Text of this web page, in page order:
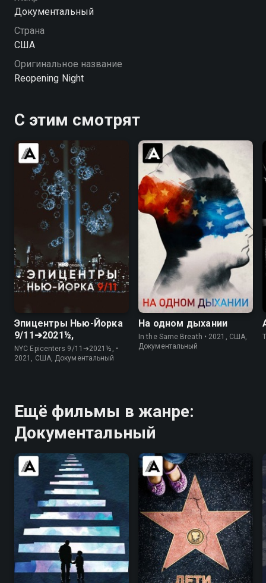
Документальный
Страна
США
Оригинальное название
Reopening Night
С этим смотрят
7.1 7.3
Эпицентры Нью-Йорка
9/11➔2021½,
NYC Epicenters 9/11➔2021½, •
2021, США, Документальный
7.2 7.5
На одном дыхании
In the Same Breath • 2021, США,
Документальный
Ещё фильмы в жанре:
Документальный